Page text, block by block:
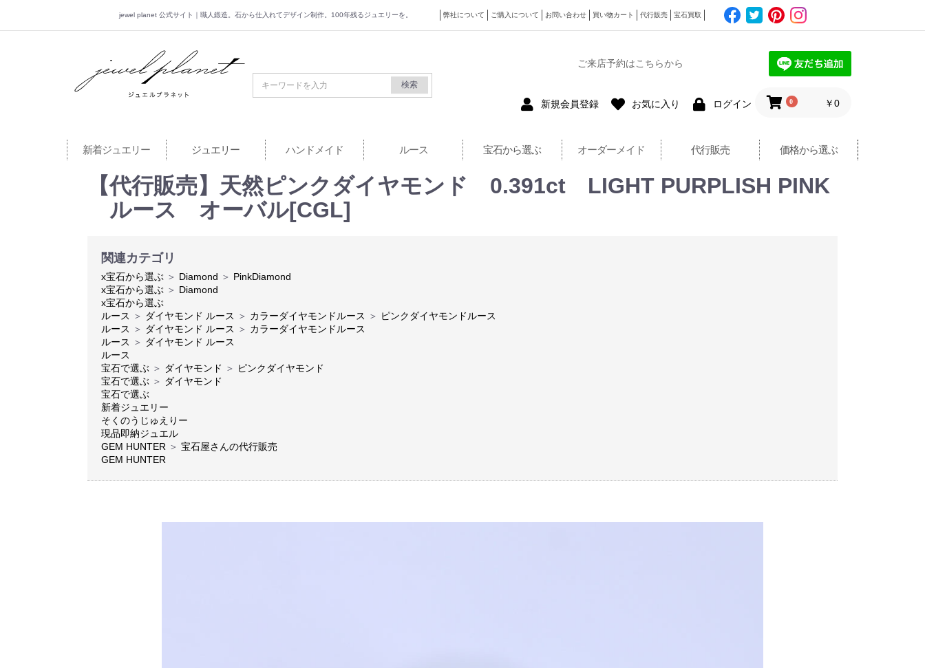
jewel planet 公式サイト｜職人鍛造。石から仕入れてデザイン制作。100年残るジュエリーを。 弊社について ご購入について お問い合わせ 買い物カート 代行販売 宝石買取
jewel planet 公式サイト
検索
ご来店予約はこちらから
新規会員登録 お気に入り ログイン 0 ￥0
新着ジュエリー ジュエリー ハンドメイド ルース 宝石から選ぶ オーダーメイド 代行販売 価格から選ぶ
【代行販売】天然ピンクダイヤモンド 0.391ct LIGHT PURPLISH PINK
ルース オーバル[CGL]
関連カテゴリ
x宝石から選ぶ ＞ Diamond ＞ PinkDiamond
x宝石から選ぶ ＞ Diamond
x宝石から選ぶ
ルース ＞ ダイヤモンド ルース ＞ カラーダイヤモンドルース ＞ ピンクダイヤモンドルース
ルース ＞ ダイヤモンド ルース ＞ カラーダイヤモンドルース
ルース ＞ ダイヤモンド ルース
ルース
宝石で選ぶ ＞ ダイヤモンド ＞ ピンクダイヤモンド
宝石で選ぶ ＞ ダイヤモンド
宝石で選ぶ
新着ジュエリー
そくのうじゅえりー
現品即納ジュエル
GEM HUNTER ＞ 宝石屋さんの代行販売
GEM HUNTER